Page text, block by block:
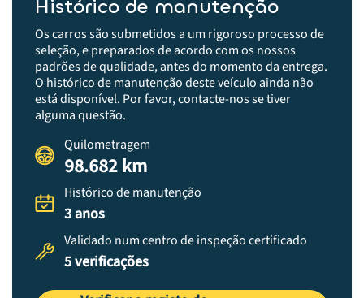
Histórico de manutenção
Os carros são submetidos a um rigoroso processo de
seleção, e preparados de acordo com os nossos
padrões de qualidade, antes do momento da entrega.​
O histórico de manutenção deste veículo ainda não
está disponível. Por favor, contacte-nos se tiver
alguma questão.
Quilometragem
98.682 km
Histórico de manutenção
3 anos
Validado num centro de inspeção certificado
5 verificações